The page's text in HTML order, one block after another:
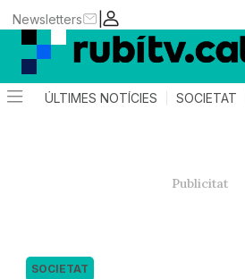
|
Newsletters
ÚLTIMES NOTÍCIES SOCIETAT
SOCIETAT